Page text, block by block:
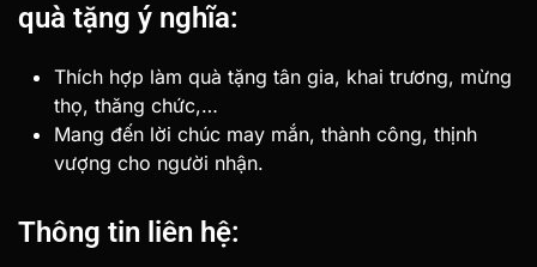
quà tặng ý nghĩa:
Thích hợp làm quà tặng tân gia, khai trương, mừng
thọ, thăng chức,…
Mang đến lời chúc may mắn, thành công, thịnh
vượng cho người nhận.
Thông tin liên hệ: